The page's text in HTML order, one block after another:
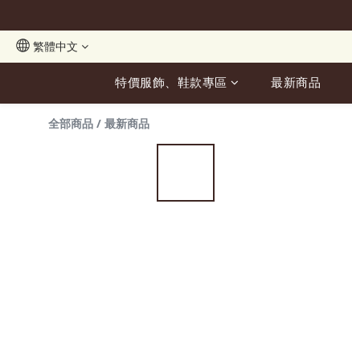
繁體中文
特價服飾、鞋款專區 最新商品
全部商品 / 最新商品